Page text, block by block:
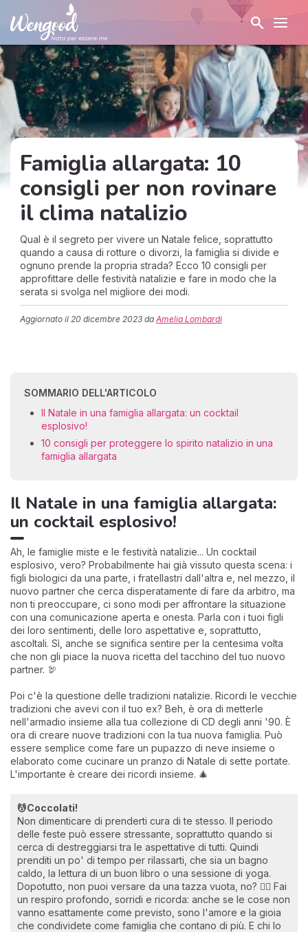
Famiglia allargata: 10
consigli per non rovinare
il clima natalizio
Qual è il segreto per vivere un Natale felice, soprattutto
quando a causa di rotture o divorzi, la famiglia si divide e
ognuno prende la propria strada? Ecco 10 consigli per
approfittare delle festività natalizie e fare in modo che la
serata si svolga nel migliore dei modi.
Aggiornato il 20 dicembre 2023 da Amelia Lombardi
SOMMARIO DELL'ARTICOLO
Il Natale in una famiglia allargata: un cocktail
esplosivo!
10 consigli per proteggere lo spirito natalizio in una
famiglia allargata
Il Natale in una famiglia allargata:
un cocktail esplosivo!
Ah, le famiglie miste e le festività natalizie... Un cocktail
esplosivo, vero? Probabilmente hai già vissuto questa scena: i
figli biologici da una parte, i fratellastri dall'altra e, nel mezzo, il
nuovo partner che cerca disperatamente di fare da arbitro, ma
non ti preoccupare, ci sono modi per affrontare la situazione
con una comunicazione aperta e onesta. Parla con i tuoi figli
dei loro sentimenti, delle loro aspettative e, soprattutto,
ascoltali. Sì, anche se significa sentire per la centesima volta
che non gli piace la nuova ricetta del tacchino del tuo nuovo
partner. 🦃
Poi c'è la questione delle tradizioni natalizie. Ricordi le vecchie
tradizioni che avevi con il tuo ex? Beh, è ora di metterle
nell'armadio insieme alla tua collezione di CD degli anni '90. È
ora di creare nuove tradizioni con la tua nuova famiglia. Può
essere semplice come fare un pupazzo di neve insieme o
elaborato come cucinare un pranzo di Natale di sette portate.
L'importante è creare dei ricordi insieme. 🎄
💆Coccolati!
Non dimenticare di prenderti cura di te stesso. Il periodo
delle feste può essere stressante, soprattutto quando si
cerca di destreggiarsi tra le aspettative di tutti. Quindi
prenditi un po' di tempo per rilassarti, che sia un bagno
caldo, la lettura di un buon libro o una sessione di yoga.
Dopotutto, non puoi versare da una tazza vuota, no? 🧘‍♀️ Fai
un respiro profondo, sorridi e ricorda: anche se le cose non
vanno esattamente come previsto, sono l'amore e la gioia
che condividete come famiglia che contano di più. E chi lo